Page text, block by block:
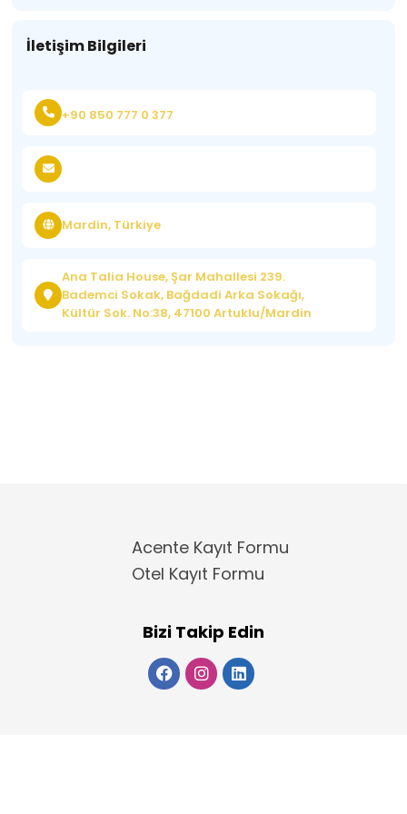
İletişim Bilgileri
+90 850 777 0 377
Mardin, Türkiye
Ana Talia House, Şar Mahallesi 239.
Bademci Sokak, Bağdadi Arka Sokağı,
Kültür Sok. No:38, 47100 Artuklu/Mardin
Acente Kayıt Formu
Otel Kayıt Formu
Bizi Takip Edin